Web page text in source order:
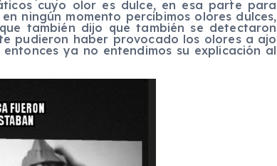
cuyo olor es dulce, en esa parte para
ningún momento percibimos olores dulces,
también dijo que también se detectaron
pudieron haber provocado los olores a ajo
ya no entendimos su explicación al